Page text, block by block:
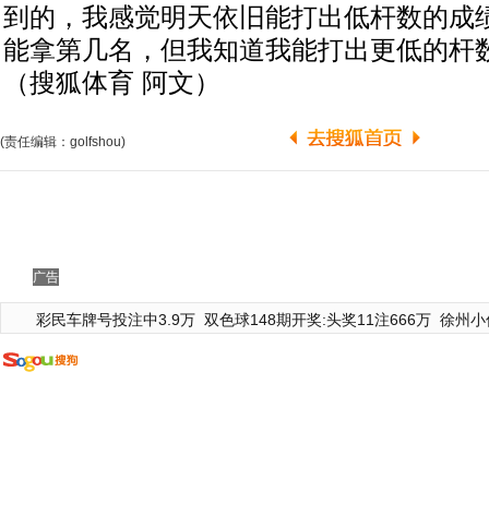
到的，我感觉明天依旧能打出低杆数的成
能拿第几名，但我知道我能打出更低的杆
（搜狐体育 阿文）
(责任编辑：golfshou)
广告
彩民车牌号投注中3.9万 双色球148期开奖:头奖11注666万 徐州